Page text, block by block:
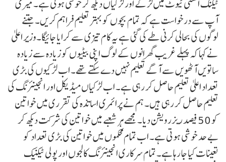
ٹیکنک انسٹی ٹیوٹ میں لڑکے اور لڑکیاں دیکھ کر خوشی ہوتی ہے۔ میری
آپ سے درخواست ہے کہ تمام بچوں کو بہتر تعلیم فراہم کریں۔ جتنے
لوگوں کی بحالی کرنی طے کی گئی ہے یہ کام تیزی سے کرایا جائیگا۔وزیر اعلیٰ
نے کہا کہ پہلے غریب گھرانوں کے لوگ اپنی بیٹیوں کو زیادہ سے زیادہ
ساتویں آٹھویں سے آگے تعلیم نہیں دے سکتے تھے۔ اب لڑکیوں کی بڑی
تعداد اعلیٰ تعلیم حاصل کر رہی ہے۔ اب لڑکیاں میڈیکل اور انجینئرنگ کی
تعلیم حاصل کر رہی ہیں۔ ہم نے پرائمری اساتذہ کی تقرری میں خواتین
کو 50 فیصد ریزرویشن دیا۔ مجھے ہر شعبے میں خواتین کی شرکت دیکھ کر
بے حد خوشی ہوتی ہے۔ اب تمام محکموں میں خواتین کی بڑی تعداد کو
تعینات کیا جا رہا ہے۔ تمام سرکاری انجینئرنگ کالجوں اور پولی ٹیکنیک